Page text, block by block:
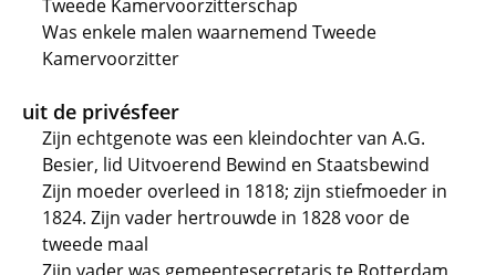
Tweede Kamervoorzitterschap
Was enkele malen waarnemend Tweede
Kamervoorzitter
uit de privésfeer
Zijn echtgenote was een kleindochter van A.G.
Besier, lid Uitvoerend Bewind en Staatsbewind
Zijn moeder overleed in 1818; zijn stiefmoeder in
1824. Zijn vader hertrouwde in 1828 voor de
tweede maal